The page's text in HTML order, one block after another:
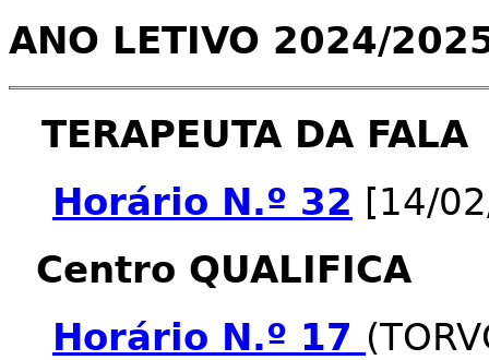
ANO LETIVO 2024/
TERAPEUTA DA FALA
Horário N.º 32 [14/
Centro QUALIFICA
Horário N.º 17